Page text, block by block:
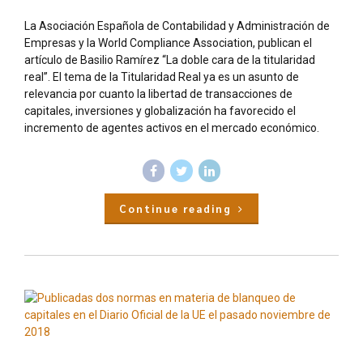
La Asociación Española de Contabilidad y Administración de
Empresas y la World Compliance Association, publican el
artículo de Basilio Ramírez “La doble cara de la titularidad
real”. El tema de la Titularidad Real ya es un asunto de
relevancia por cuanto la libertad de transacciones de
capitales, inversiones y globalización ha favorecido el
incremento de agentes activos en el mercado económico.
Continue reading